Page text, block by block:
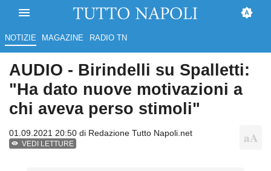
NOTIZIE MAGAZINE RADIO TN
AUDIO - Birindelli su Spalletti:
"Ha dato nuove motivazioni a
chi aveva perso stimoli"
01.09.2021 20:50 di Redazione Tutto Napoli.net
VEDI LETTURE